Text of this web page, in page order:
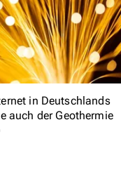
in Deutschlands
auch der Geothermie